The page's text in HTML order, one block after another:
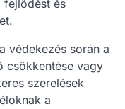
fejlődést és
védekezés során a
csökkentése vagy
szerelések
a